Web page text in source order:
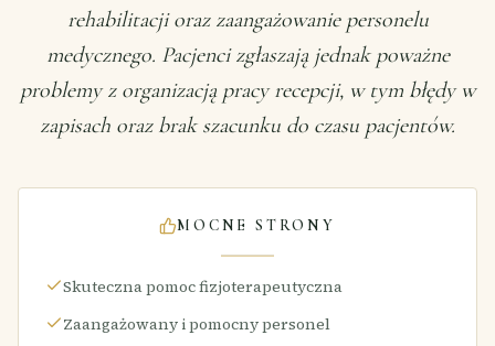
rehabilitacji oraz zaangażowanie personelu
medycznego. Pacjenci zgłaszają jednak poważne
problemy z organizacją pracy recepcji, w tym błędy w
zapisach oraz brak szacunku do czasu pacjentów.
MOCNE STRONY
Skuteczna pomoc fizjoterapeutyczna
Zaangażowany i pomocny personel